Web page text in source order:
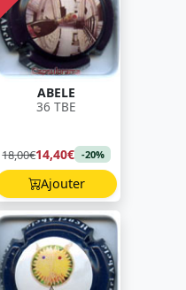
ABELE
36 TBE
18,00€14,40€ -20%
Ajouter